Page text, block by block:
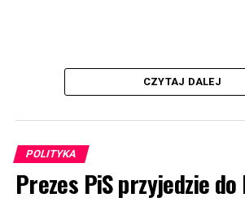
CZYTAJ DALEJ
POLITYKA
Prezes PiS przyjedzie do